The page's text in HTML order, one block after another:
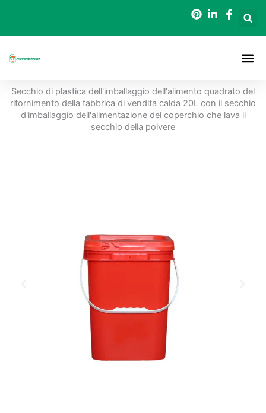
contenuto
Secchio di plastica dell'imballaggio dell'alimento quadrato del
rifornimento della fabbrica di vendita calda 20L con il secchio
d'imballaggio dell'alimentazione del coperchio che lava il
secchio della polvere